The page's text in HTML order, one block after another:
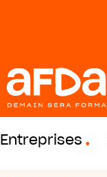
Entreprises